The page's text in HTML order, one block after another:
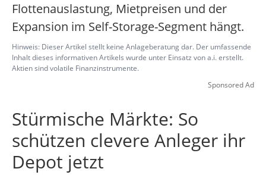
Flottenauslastung, Mietpreisen und der
Expansion im Self-Storage-Segment hängt.
Hinweis: Dieser Artikel stellt keine Anlageberatung dar. Der umfassende
Inhalt dieses informativen Artikels wurde unter Einsatz von a.i. erstellt.
Aktien sind volatile Finanzinstrumente.
Sponsored Ad
Stürmische Märkte: So
schützen clevere Anleger ihr
Depot jetzt